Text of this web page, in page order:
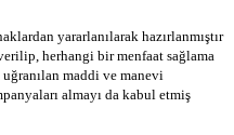
yararlanılarak hazırlanmıştır
herhangi bir menfaat sağlama
maddi ve manevi
almayı da kabul etmiş